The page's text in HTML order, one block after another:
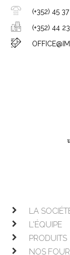
(+352) 45
(+352) 44
LA
L'ÉQUIPE
PRODUITS
NOS